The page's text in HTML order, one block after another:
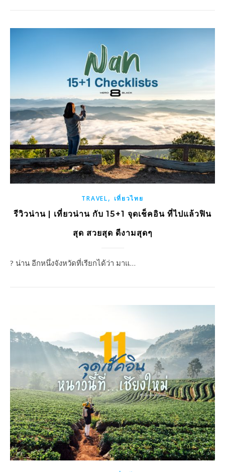
TRAVEL, เที่ยวไทย
รีวิวน่าน | เที่ยวน่าน กับ 15+1 จุดเช็คอิน ที่ไปแล้วฟิน
สุด สวยสุด ดีงามสุดๆ
? น่าน อีกหนึ่งจังหวัดที่เรียกได้ว่า มาแ…